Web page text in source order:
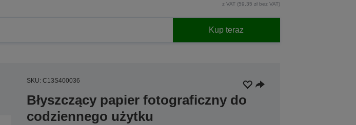
z VAT (59,35 zł bez VAT)
Kup teraz
SKU: C13S400036
Błyszczący papier fotograficzny do
codziennego użytku